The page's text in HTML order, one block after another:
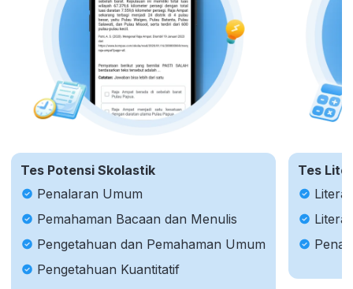
Tes Potensi Skolastik
Penalaran Umum
Pemahaman Bacaan dan Menulis
Pengetahuan dan Pemahaman Umum
Pengetahuan Kuantitatif
Tes